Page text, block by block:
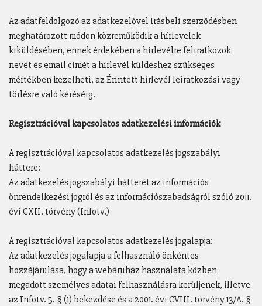
Az adatfeldolgozó az adatkezelővel írásbeli szerződésben
meghatározott módon közreműködik a hírlevelek
kiküldésében, ennek érdekében a hírlevélre feliratkozok
nevét és email címét a hírlevél küldéshez szükséges
mértékben kezelheti, az Érintett hírlevél leiratkozási vagy
törlésre való kéréséig.
Regisztrációval kapcsolatos adatkezelési információk
A regisztrációval kapcsolatos adatkezelés jogszabályi
háttere:
Az adatkezelés jogszabályi hátterét az információs
önrendelkezési jogról és az információszabadságról szóló 2011.
évi CXII. törvény (Infotv.)
A regisztrációval kapcsolatos adatkezelés jogalapja:
Az adatkezelés jogalapja a felhasználó önkéntes
hozzájárulása, hogy a webáruház használata közben
megadott személyes adatai felhasználásra kerüljenek, illetve
az Infotv. 5. § (1) bekezdése és a 2001. évi CVIII. törvény 13/A. §